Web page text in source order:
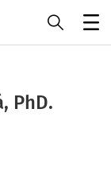
PhD.